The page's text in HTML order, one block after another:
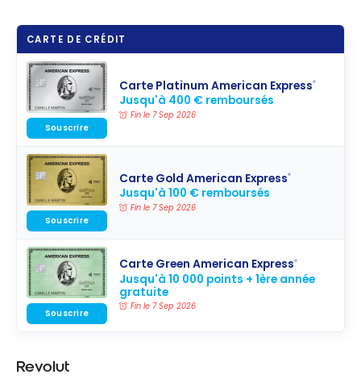
CARTE DE CRÉDIT
Carte Platinum American Express®
Jusqu'à 400 € remboursés
Fin le 7 Sep 2026
Souscrire
Carte Gold American Express®
Jusqu'à 100 € remboursés
Fin le 7 Sep 2026
Souscrire
Carte Green American Express®
Jusqu'à 10 000 points + 1ère année
gratuite
Fin le 7 Sep 2026
Souscrire
Revolut